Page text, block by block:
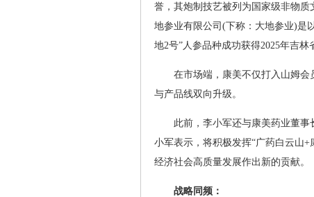
誉，其炮制技艺被列为国家级非物质
地参业有限公司(下称：大地参业)是
地2号”人参品种成功获得2025年吉林
在市场端，康美不仅打入山姆会
与产品线双向升级。
此前，李小军还与康美药业董
小军表示，将积极发挥“广药白云山
经济社会高质量发展作出新的贡献。
战略同频：